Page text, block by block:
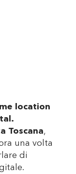
location
Toscana,
una volta
di